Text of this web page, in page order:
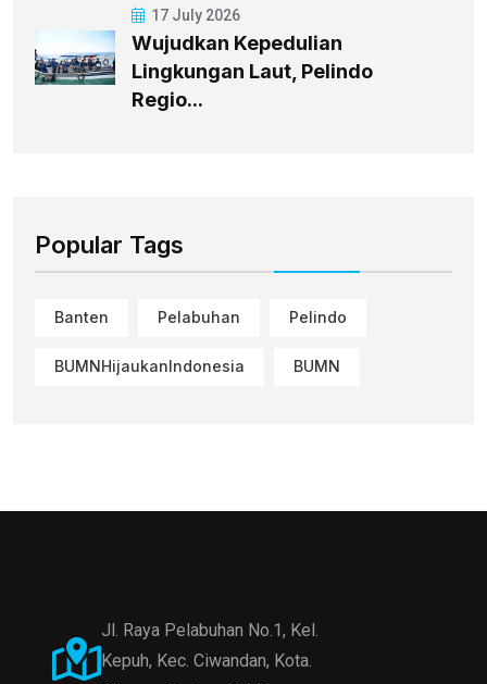
17 July 2026
Wujudkan Kepedulian
Lingkungan Laut, Pelindo
Regio...
Popular Tags
Banten Pelabuhan Pelindo
BUMNHijaukanIndonesia BUMN
Jl. Raya Pelabuhan No.1, Kel.
Kepuh, Kec. Ciwandan, Kota.